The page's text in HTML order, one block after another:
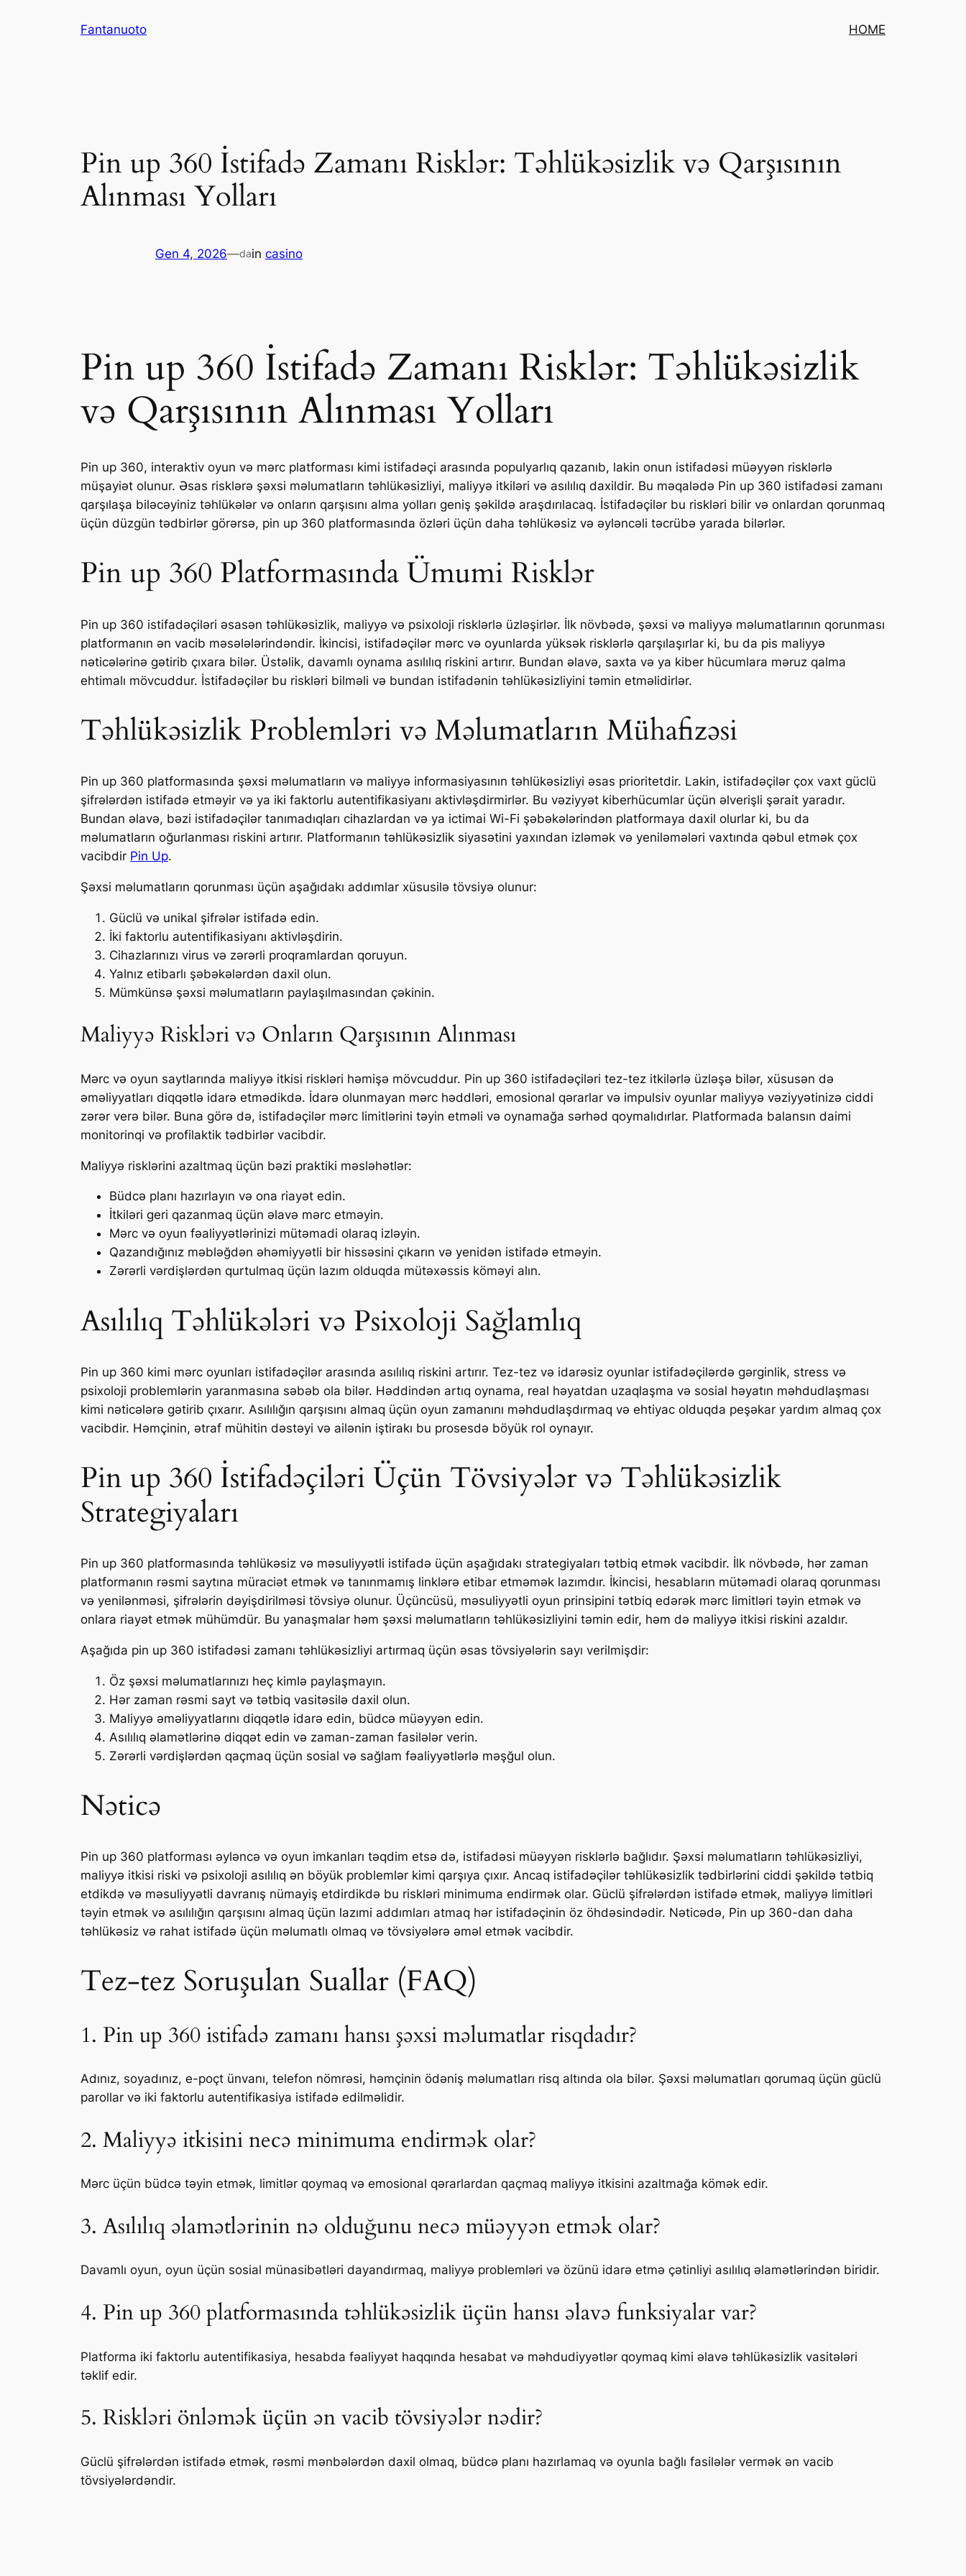
Fantanuoto HOME
Pin up 360 İstifadə Zamanı Risklər: Təhlükəsizlik və Qarşısının
Alınması Yolları
Gen 4, 2026—dain casino
Pin up 360 İstifadə Zamanı Risklər: Təhlükəsizlik
və Qarşısının Alınması Yolları
Pin up 360, interaktiv oyun və mərc platforması kimi istifadəçi arasında populyarlıq qazanıb, lakin onun istifadəsi müəyyən risklərlə
müşayiət olunur. Əsas risklərə şəxsi məlumatların təhlükəsizliyi, maliyyə itkiləri və asılılıq daxildir. Bu məqalədə Pin up 360 istifadəsi zamanı
qarşılaşa biləcəyiniz təhlükələr və onların qarşısını alma yolları geniş şəkildə araşdırılacaq. İstifadəçilər bu riskləri bilir və onlardan qorunmaq
üçün düzgün tədbirlər görərsə, pin up 360 platformasında özləri üçün daha təhlükəsiz və əyləncəli təcrübə yarada bilərlər.
Pin up 360 Platformasında Ümumi Risklər
Pin up 360 istifadəçiləri əsasən təhlükəsizlik, maliyyə və psixoloji risklərlə üzləşirlər. İlk növbədə, şəxsi və maliyyə məlumatlarının qorunması
platformanın ən vacib məsələlərindəndir. İkincisi, istifadəçilər mərc və oyunlarda yüksək risklərlə qarşılaşırlar ki, bu da pis maliyyə
nəticələrinə gətirib çıxara bilər. Üstəlik, davamlı oynama asılılıq riskini artırır. Bundan əlavə, saxta və ya kiber hücumlara məruz qalma
ehtimalı mövcuddur. İstifadəçilər bu riskləri bilməli və bundan istifadənin təhlükəsizliyini təmin etməlidirlər.
Təhlükəsizlik Problemləri və Məlumatların Mühafizəsi
Pin up 360 platformasında şəxsi məlumatların və maliyyə informasiyasının təhlükəsizliyi əsas prioritetdir. Lakin, istifadəçilər çox vaxt güclü
şifrələrdən istifadə etməyir və ya iki faktorlu autentifikasiyanı aktivləşdirmirlər. Bu vəziyyət kiberhücumlar üçün əlverişli şərait yaradır.
Bundan əlavə, bəzi istifadəçilər tanımadıqları cihazlardan və ya ictimai Wi-Fi şəbəkələrindən platformaya daxil olurlar ki, bu da
məlumatların oğurlanması riskini artırır. Platformanın təhlükəsizlik siyasətini yaxından izləmək və yeniləmələri vaxtında qəbul etmək çox
vacibdir Pin Up.
Şəxsi məlumatların qorunması üçün aşağıdakı addımlar xüsusilə tövsiyə olunur:
Güclü və unikal şifrələr istifadə edin.
İki faktorlu autentifikasiyanı aktivləşdirin.
Cihazlarınızı virus və zərərli proqramlardan qoruyun.
Yalnız etibarlı şəbəkələrdən daxil olun.
Mümkünsə şəxsi məlumatların paylaşılmasından çəkinin.
Maliyyə Riskləri və Onların Qarşısının Alınması
Mərc və oyun saytlarında maliyyə itkisi riskləri həmişə mövcuddur. Pin up 360 istifadəçiləri tez-tez itkilərlə üzləşə bilər, xüsusən də
əməliyyatları diqqətlə idarə etmədikdə. İdarə olunmayan mərc həddləri, emosional qərarlar və impulsiv oyunlar maliyyə vəziyyətinizə ciddi
zərər verə bilər. Buna görə də, istifadəçilər mərc limitlərini təyin etməli və oynamağa sərhəd qoymalıdırlar. Platformada balansın daimi
monitorinqi və profilaktik tədbirlər vacibdir.
Maliyyə risklərini azaltmaq üçün bəzi praktiki məsləhətlər:
Büdcə planı hazırlayın və ona riayət edin.
İtkiləri geri qazanmaq üçün əlavə mərc etməyin.
Mərc və oyun fəaliyyətlərinizi mütəmadi olaraq izləyin.
Qazandığınız məbləğdən əhəmiyyətli bir hissəsini çıkarın və yenidən istifadə etməyin.
Zərərli vərdişlərdən qurtulmaq üçün lazım olduqda mütəxəssis köməyi alın.
Asılılıq Təhlükələri və Psixoloji Sağlamlıq
Pin up 360 kimi mərc oyunları istifadəçilər arasında asılılıq riskini artırır. Tez-tez və idarəsiz oyunlar istifadəçilərdə gərginlik, stress və
psixoloji problemlərin yaranmasına səbəb ola bilər. Həddindən artıq oynama, real həyatdan uzaqlaşma və sosial həyatın məhdudlaşması
kimi nəticələrə gətirib çıxarır. Asılılığın qarşısını almaq üçün oyun zamanını məhdudlaşdırmaq və ehtiyac olduqda peşəkar yardım almaq çox
vacibdir. Həmçinin, ətraf mühitin dəstəyi və ailənin iştirakı bu prosesdə böyük rol oynayır.
Pin up 360 İstifadəçiləri Üçün Tövsiyələr və Təhlükəsizlik
Strategiyaları
Pin up 360 platformasında təhlükəsiz və məsuliyyətli istifadə üçün aşağıdakı strategiyaları tətbiq etmək vacibdir. İlk növbədə, hər zaman
platformanın rəsmi saytına müraciət etmək və tanınmamış linklərə etibar etməmək lazımdır. İkincisi, hesabların mütəmadi olaraq qorunması
və yenilənməsi, şifrələrin dəyişdirilməsi tövsiyə olunur. Üçüncüsü, məsuliyyətli oyun prinsipini tətbiq edərək mərc limitləri təyin etmək və
onlara riayət etmək mühümdür. Bu yanaşmalar həm şəxsi məlumatların təhlükəsizliyini təmin edir, həm də maliyyə itkisi riskini azaldır.
Aşağıda pin up 360 istifadəsi zamanı təhlükəsizliyi artırmaq üçün əsas tövsiyələrin sayı verilmişdir:
Öz şəxsi məlumatlarınızı heç kimlə paylaşmayın.
Hər zaman rəsmi sayt və tətbiq vasitəsilə daxil olun.
Maliyyə əməliyyatlarını diqqətlə idarə edin, büdcə müəyyən edin.
Asılılıq əlamətlərinə diqqət edin və zaman-zaman fasilələr verin.
Zərərli vərdişlərdən qaçmaq üçün sosial və sağlam fəaliyyətlərlə məşğul olun.
Nəticə
Pin up 360 platforması əyləncə və oyun imkanları təqdim etsə də, istifadəsi müəyyən risklərlə bağlıdır. Şəxsi məlumatların təhlükəsizliyi,
maliyyə itkisi riski və psixoloji asılılıq ən böyük problemlər kimi qarşıya çıxır. Ancaq istifadəçilər təhlükəsizlik tədbirlərini ciddi şəkildə tətbiq
etdikdə və məsuliyyətli davranış nümayiş etdirdikdə bu riskləri minimuma endirmək olar. Güclü şifrələrdən istifadə etmək, maliyyə limitləri
təyin etmək və asılılığın qarşısını almaq üçün lazımi addımları atmaq hər istifadəçinin öz öhdəsindədir. Nəticədə, Pin up 360-dan daha
təhlükəsiz və rahat istifadə üçün məlumatlı olmaq və tövsiyələrə əməl etmək vacibdir.
Tez-tez Soruşulan Suallar (FAQ)
1. Pin up 360 istifadə zamanı hansı şəxsi məlumatlar risqdadır?
Adınız, soyadınız, e-poçt ünvanı, telefon nömrəsi, həmçinin ödəniş məlumatları risq altında ola bilər. Şəxsi məlumatları qorumaq üçün güclü
parollar və iki faktorlu autentifikasiya istifadə edilməlidir.
2. Maliyyə itkisini necə minimuma endirmək olar?
Mərc üçün büdcə təyin etmək, limitlər qoymaq və emosional qərarlardan qaçmaq maliyyə itkisini azaltmağa kömək edir.
3. Asılılıq əlamətlərinin nə olduğunu necə müəyyən etmək olar?
Davamlı oyun, oyun üçün sosial münasibətləri dayandırmaq, maliyyə problemləri və özünü idarə etmə çətinliyi asılılıq əlamətlərindən biridir.
4. Pin up 360 platformasında təhlükəsizlik üçün hansı əlavə funksiyalar var?
Platforma iki faktorlu autentifikasiya, hesabda fəaliyyət haqqında hesabat və məhdudiyyətlər qoymaq kimi əlavə təhlükəsizlik vasitələri
təklif edir.
5. Riskləri önləmək üçün ən vacib tövsiyələr nədir?
Güclü şifrələrdən istifadə etmək, rəsmi mənbələrdən daxil olmaq, büdcə planı hazırlamaq və oyunla bağlı fasilələr vermək ən vacib
tövsiyələrdəndir.